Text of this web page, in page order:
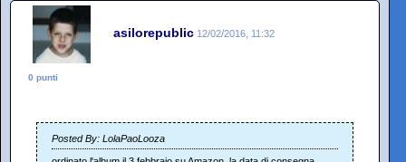
asilorepublic 12/02/2016, 11:32
0 punti
Posted By: LolaPaoLooza